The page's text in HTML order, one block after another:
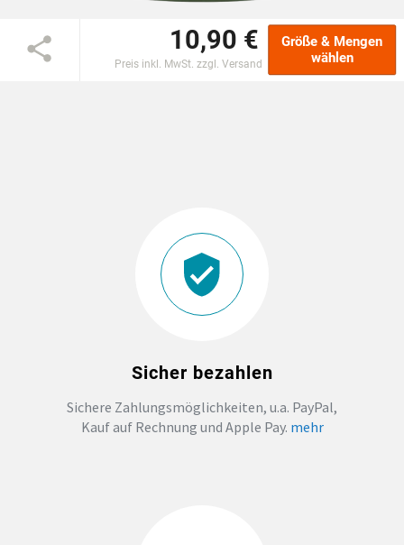
EINSCHULUNG 10,90 €
Preis inkl. MwSt. zzgl. Versand
Größe & Mengen
wählen
Sicher bezahlen
Sichere Zahlungsmöglichkeiten, u.a. PayPal,
Kauf auf Rechnung und Apple Pay. mehr